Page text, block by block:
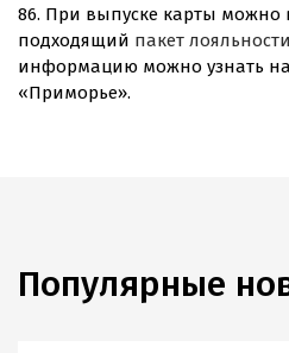
86. При выпуске карты можно
подходящий пакет лояльности
информацию можно узнать на
«Приморье».
Популярные